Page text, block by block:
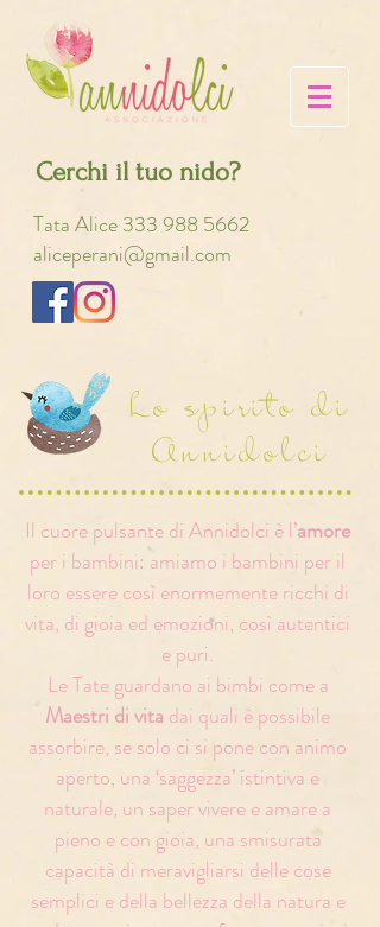
Cerchi il tuo nido?
Tata Alice333 988 5662
aliceperani@gmail.com
Lo spirito di
Annidolci
Il cuore pulsante di Annidolci è l’amore
per i bambini: amiamo i bambini per il
loro essere così enormemente ricchi di
vita, di gioia ed emozioni, così autentici
e puri.
Le Tate guardano ai bimbi come a
Maestri di vita dai quali è possibile
assorbire, se solo ci si pone con animo
aperto, una ‘saggezza’ istintiva e
naturale, un saper vivere e amare a
pieno e con gioia, una smisurata
capacità di meravigliarsi delle cose
semplici e della bellezza della natura e